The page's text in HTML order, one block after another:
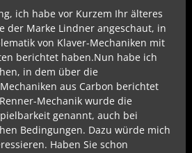
ich habe vor Kurzem Ihr älteres
der Marke Lindner angeschaut, in
von Klaver-Mechaniken mit
berichtet haben.Nun habe ich
in dem über die
aus Carbon berichtet
Mechanik wurde die
genannt, auch bei
Bedingungen. Dazu würde mich
Haben Sie schon